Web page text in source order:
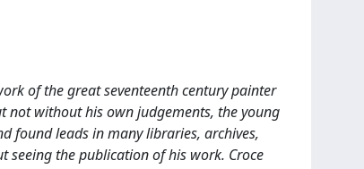
of the great seventeenth century painter
not without his own judgements, the young
found leads in many libraries, archives,
seeing the publication of his work. Croce